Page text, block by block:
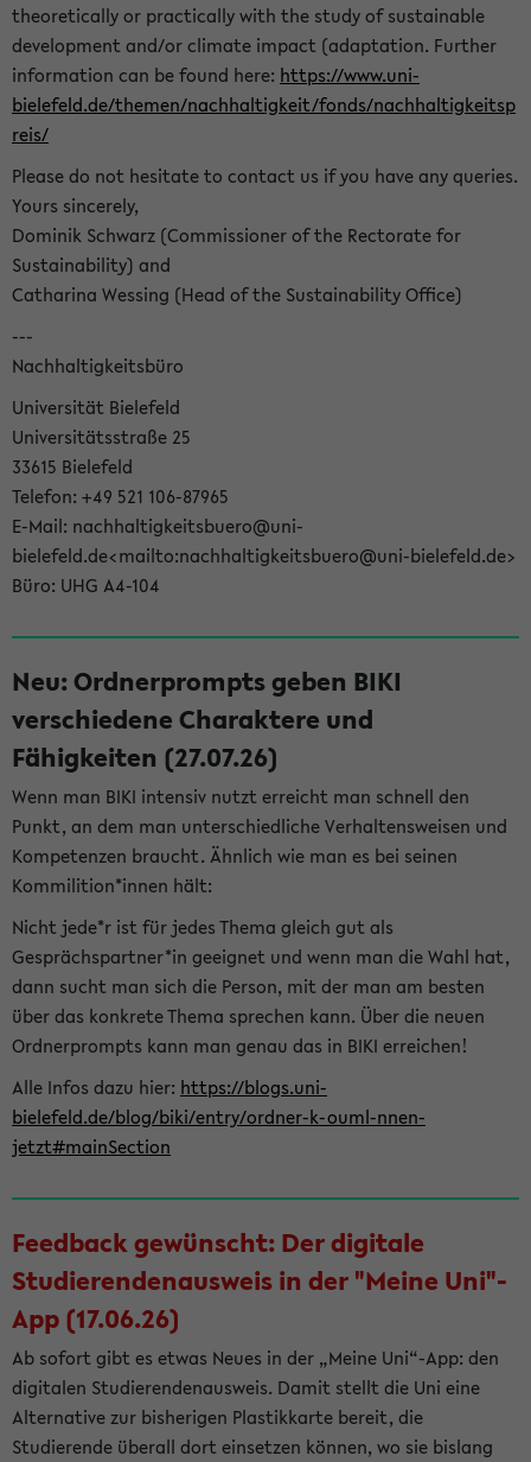
theoretically or practically with the study of sustainable
development and/or climate impact (adaptation. Further
information can be found here: https://www.uni-
bielefeld.de/themen/nachhaltigkeit/fonds/nachhaltigkeitsp
reis/
Please do not hesitate to contact us if you have any queries.
Yours sincerely,
Dominik Schwarz (Commissioner of the Rectorate for
Sustainability) and
Catharina Wessing (Head of the Sustainability Office)
---
Nachhaltigkeitsbüro
Universität Bielefeld
Universitätsstraße 25
33615 Bielefeld
Telefon: +49 521 106-87965
E-Mail: nachhaltigkeitsbuero@uni-
bielefeld.de<mailto:nachhaltigkeitsbuero@uni-bielefeld.de>
Büro: UHG A4-104
Neu: Ordnerprompts geben BIKI
verschiedene Charaktere und
Fähigkeiten (27.07.26)
Wenn man BIKI intensiv nutzt erreicht man schnell den
Punkt, an dem man unterschiedliche Verhaltensweisen und
Kompetenzen braucht. Ähnlich wie man es bei seinen
Kommilition*innen hält:
Nicht jede*r ist für jedes Thema gleich gut als
Gesprächspartner*in geeignet und wenn man die Wahl hat,
dann sucht man sich die Person, mit der man am besten
über das konkrete Thema sprechen kann. Über die neuen
Ordnerprompts kann man genau das in BIKI erreichen!
Alle Infos dazu hier: https://blogs.uni-
bielefeld.de/blog/biki/entry/ordner-k-ouml-nnen-
jetzt#mainSection
Feedback gewünscht: Der digitale
Studierendenausweis in der "Meine Uni"-
App (17.06.26)
Ab sofort gibt es etwas Neues in der „Meine Uni“-App: den
digitalen Studierendenausweis. Damit stellt die Uni eine
Alternative zur bisherigen Plastikkarte bereit, die
Studierende überall dort einsetzen können, wo sie bislang